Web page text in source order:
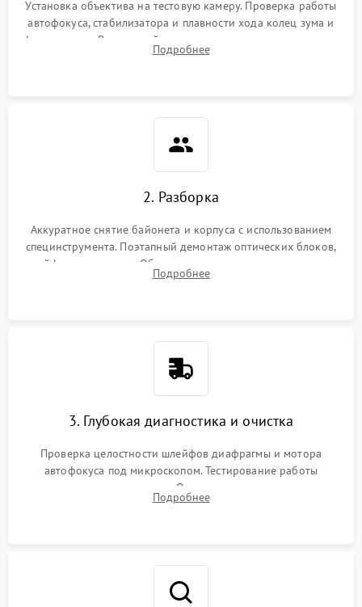
Установка объектива на тестовую камеру. Проверка работы
автофокуса, стабилизатора и плавности хода колец зума и
фокусировки. Визуальный осмотр линз на наличие царапин,
грибка, пыли и оценка состояния контактов байонета.
Подробнее
2. Разборка
Аккуратное снятие байонета и корпуса с использованием
специнструмента. Поэтапный демонтаж оптических блоков,
шлейфов и приводов. Обязательная маркировка положения
линзовых групп для сохранения заводской центровки при
Подробнее
3. Глубокая диагностика и очистка
Проверка целостности шлейфов диафрагмы и мотора
автофокуса под микроскопом. Тестирование работы
электромагнитного привода. Очистка оптических элементов
от пыли, следов влаги и грибка спецрастворами без
Подробнее